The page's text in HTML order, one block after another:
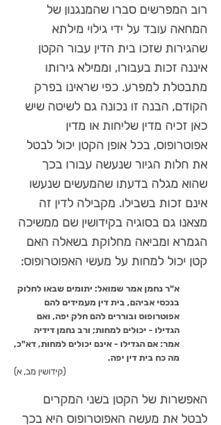
רוב המפרשים סברו שהמנגנון של
המחאה עובד על ידי גילוי מילתא
שהגירות שזכו בית הדין עבור הקטן
איננה זכות בעבורו, וממילא גירותו
מתבטלת למפרע. כפי שראינו בפרק
הקודם, הבנה זו נכונה גם לשיטה שיש
כאן זכיה מדין שליחות או מדין
אפוטרופוס, בכל אופן הקטן יכול לבטל
את חלות הגיור שנעשה עבורו בכך
שהוא מגלה בדעתו שהמעשים שנעשו
אינם זכות בשבילו. מקבילה לדין זה
מצאנו גם בסוגיה בקידושין שם ממשיכה
הגמרא ומביאה מחלוקת בשאלה האם
קטן יכול למחות על מעשי האפוטרופוס:
א"ר נחמן אמר שמואל: יתומים שבאו לחלוק
בנכסי אביהם, בית דין מעמידים להם
אפוטרופוס ובוררים להם חלק יפה, ואם
הגדילו - יכולים למחות; ורב נחמן דידיה
אמר: אם הגדילו - אינם יכולים למחות, דא"כ,
מה כח בית דין יפה.
(קידושין מב, א)
האפשרות של הקטן בשני המקרים
לבטל את מעשה האפוטרופוס היא בכך